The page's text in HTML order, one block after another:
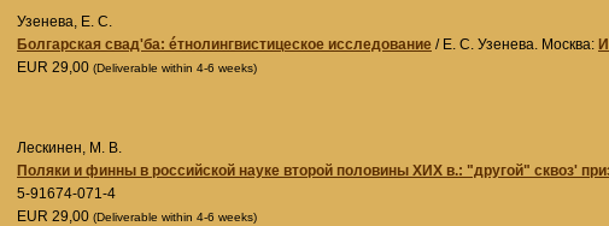
Узенева, Е. С.
Болгарская свад'ба: éтнолингвистицеское исследование / Е. С. Узенева. Москва:
EUR 29,00 (Deliverable within 4-6 weeks)
Лескинен, М. В.
Поляки и финны в российской науке второй половины XИX в.: "другой" сквоз'
5-91674-071-4
EUR 29,00 (Deliverable within 4-6 weeks)